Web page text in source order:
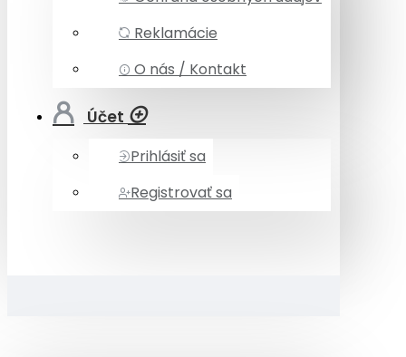
Reklamácie
O nás / Kontakt
Účet
Prihlásiť sa
Registrovať sa